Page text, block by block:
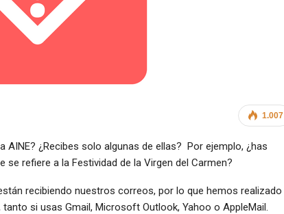
1.007
¿Recibes solo algunas de ellas? Por ejemplo, ¿has
se refiere a la Festividad de la Virgen del Carmen?
recibiendo nuestros correos, por lo que hemos realizado
si usas Gmail, Microsoft Outlook, Yahoo o AppleMail.